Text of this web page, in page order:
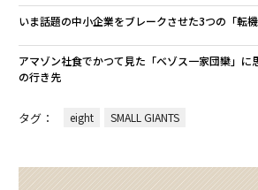
いま話題の中小企業をブレークさせた3つの「転機
アマゾン社食でかつて見た「ベゾス一家団欒」
の行き先
タグ： eight SMALL GIANTS